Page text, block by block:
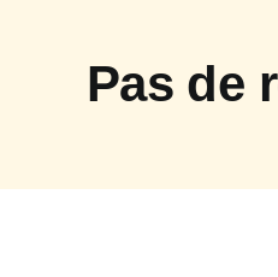
Pas de